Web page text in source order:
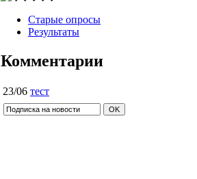
Старые опросы
Результаты
Комментарии
23/06 тест